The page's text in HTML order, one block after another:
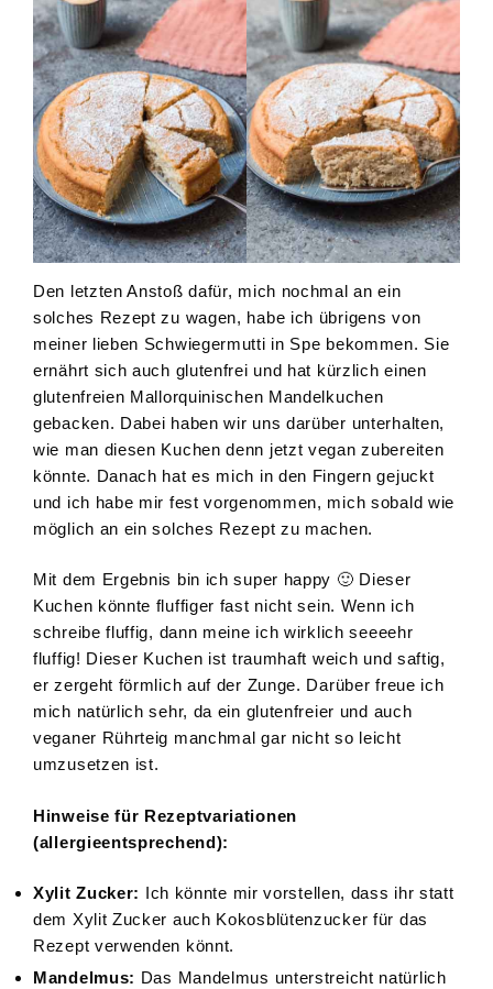
Den letzten Anstoß dafür, mich nochmal an ein
solches Rezept zu wagen, habe ich übrigens von
meiner lieben Schwiegermutti in Spe bekommen. Sie
ernährt sich auch glutenfrei und hat kürzlich einen
glutenfreien Mallorquinischen Mandelkuchen
gebacken. Dabei haben wir uns darüber unterhalten,
wie man diesen Kuchen denn jetzt vegan zubereiten
könnte. Danach hat es mich in den Fingern gejuckt
und ich habe mir fest vorgenommen, mich sobald wie
möglich an ein solches Rezept zu machen.
Mit dem Ergebnis bin ich super happy 🙂 Dieser
Kuchen könnte fluffiger fast nicht sein. Wenn ich
schreibe fluffig, dann meine ich wirklich seeeehr
fluffig! Dieser Kuchen ist traumhaft weich und saftig,
er zergeht förmlich auf der Zunge. Darüber freue ich
mich natürlich sehr, da ein glutenfreier und auch
veganer Rührteig manchmal gar nicht so leicht
umzusetzen ist.
Hinweise für Rezeptvariationen
(allergieentsprechend):
Xylit Zucker: Ich könnte mir vorstellen, dass ihr statt
dem Xylit Zucker auch Kokosblütenzucker für das
Rezept verwenden könnt.
Mandelmus: Das Mandelmus unterstreicht natürlich